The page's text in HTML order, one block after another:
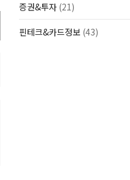
증권&투자 (21)
핀테크&카드정보 (43)